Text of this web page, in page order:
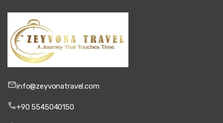
info@zeyvonatravel.com
+90 5545040150